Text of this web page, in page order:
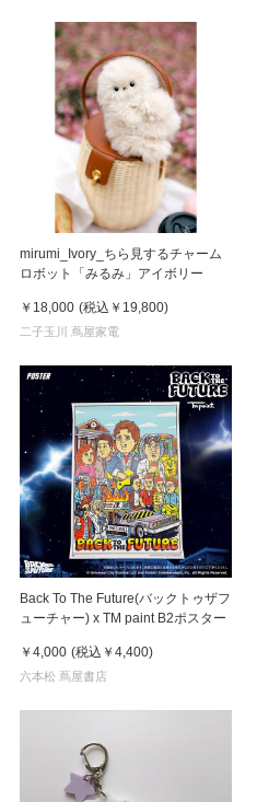
mirumi_Ivory_ちら見するチャーム
ロボット「みるみ」アイボリー
￥18,000 (税込 ￥19,800)
二子玉川 蔦屋家電
Back To The Future(バックトゥザフ
ューチャー) x TM paint B2ポスター
￥4,000 (税込 ￥4,400)
六本松 蔦屋書店